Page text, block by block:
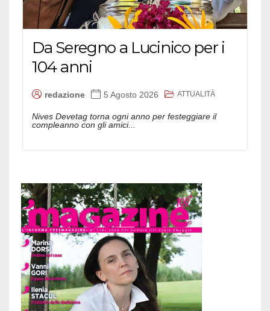
Da Seregno a Lucinico per i
104 anni
redazione 5 Agosto 2026 ATTUALITÀ
Nives Devetag torna ogni anno per festeggiare il
compleanno con gli amici...